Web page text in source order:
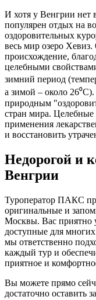
И хотя у Венгрии нет
популярен отдых на
оздоровительных
весь мир озеро
происхождение,
целебными
зимний период
а зимой – около 26⁰C).
природным
стран мира.
применения
и восстановить
Недорогой и
Венгрии
Туроператор ПАКС
оригинальные и
Москвы. Вас приятно
доступные для
мы ответственно
каждый тур и
приятное и
Вы можете прямо
достаточно оставить